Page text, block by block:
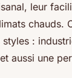
leur
chauds.
:
aussi une